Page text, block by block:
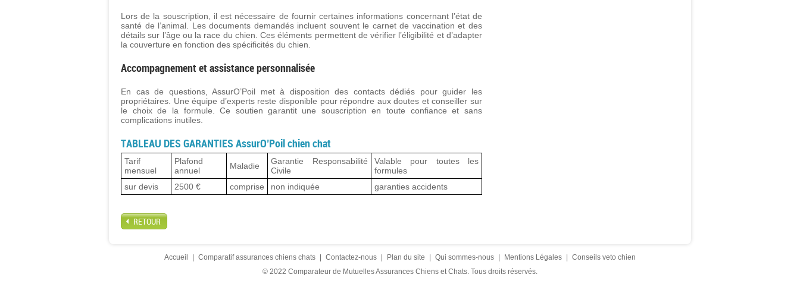
Lors de la souscription, il est nécessaire de fournir certaines informations concernant l’état de
santé de l’animal. Les documents demandés incluent souvent le carnet de vaccination et des
détails sur l’âge ou la race du chien. Ces éléments permettent de vérifier l’éligibilité et d’adapter
la couverture en fonction des spécificités du chien.
Accompagnement et assistance personnalisée
En cas de questions, AssurO’Poil met à disposition des contacts dédiés pour guider les
propriétaires. Une équipe d’experts reste disponible pour répondre aux doutes et conseiller sur
le choix de la formule. Ce soutien garantit une souscription en toute confiance et sans
complications inutiles.
TABLEAU DES GARANTIES AssurO’Poil chien chat
Tarif
mensuel
Plafond
annuel
Maladie
Garantie Responsabilité
Civile
Valable pour toutes les
formules
sur devis
2500 € comprise non indiquée garanties accidents
RETOUR
Accueil Comparatif assurances chiens chats Contactez-nous Plan du site Qui sommes-nous Mentions Légales
Conseils veto chien
© 2022 Comparateur de Mutuelles Assurances Chiens et Chats. Tous droits réservés.